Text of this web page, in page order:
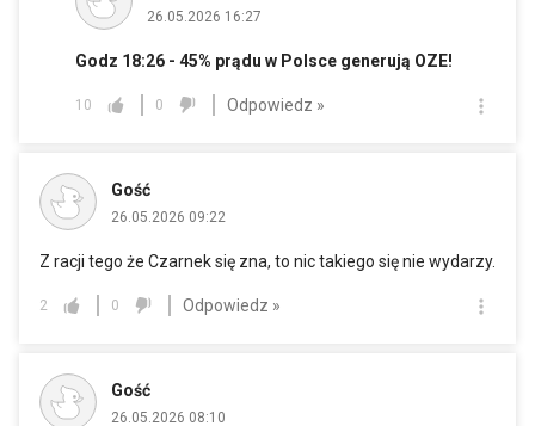
26.05.2026 16:27
Godz 18:26 - 45% prądu w Polsce generują OZE!
10 0 Odpowiedz »
Gość
26.05.2026 09:22
Z racji tego że Czarnek się zna, to nic takiego się nie wydarzy.
2 0 Odpowiedz »
Gość
26.05.2026 08:10